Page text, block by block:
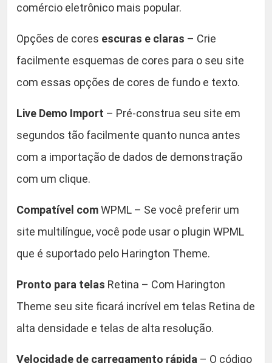
comércio eletrônico mais popular.
Opções de cores escuras e claras – Crie
facilmente esquemas de cores para o seu site
com essas opções de cores de fundo e texto.
Live Demo Import – Pré-construa seu site em
segundos tão facilmente quanto nunca antes
com a importação de dados de demonstração
com um clique.
Compatível comWPML – Se você preferir um
site multilíngue, você pode usar o plugin WPML
que é suportado pelo Harington Theme.
Pronto para telas Retina – Com Harington
Theme seu site ficará incrível em telas Retina de
alta densidade e telas de alta resolução.
Velocidade de carregamento rápida – O código